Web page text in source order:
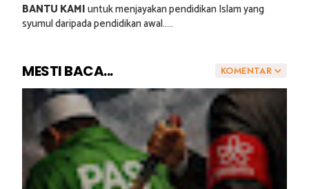
BANTU KAMIuntuk menjayakan pendidikan Islam yang
syumul daripada pendidikan awal.....
KOMENTAR
MESTI BACA...